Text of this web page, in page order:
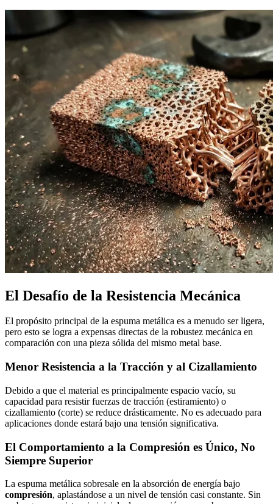
El Desafío de la Resistencia Mecánica
El propósito principal de la espuma metálica es a menudo ser ligera,
pero esto se logra a expensas directas de la robustez mecánica en
comparación con una pieza sólida del mismo metal base.
Menor Resistencia a la Tracción y al Cizallamiento
Debido a que el material es principalmente espacio vacío, su
capacidad para resistir fuerzas de tracción (estiramiento) o
cizallamiento (corte) se reduce drásticamente. No es adecuado para
aplicaciones donde estará bajo una tensión significativa.
El Comportamiento a la Compresión es Único, No
Siempre Superior
La espuma metálica sobresale en la absorción de energía bajo
compresión, aplastándose a un nivel de tensión casi constante. Sin